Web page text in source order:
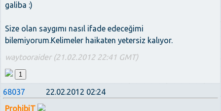
galiba :)
Size olan saygımı nasıl ifade edeceğimi
bilemiyorum.Kelimeler haikaten yetersiz kalıyor.
waytooraider (21.02.2012 22:41 GMT)
1
68037
22.02.2012 02:24
ProhibiT